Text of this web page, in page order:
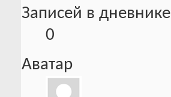
Записей в дневнике
0
Аватар